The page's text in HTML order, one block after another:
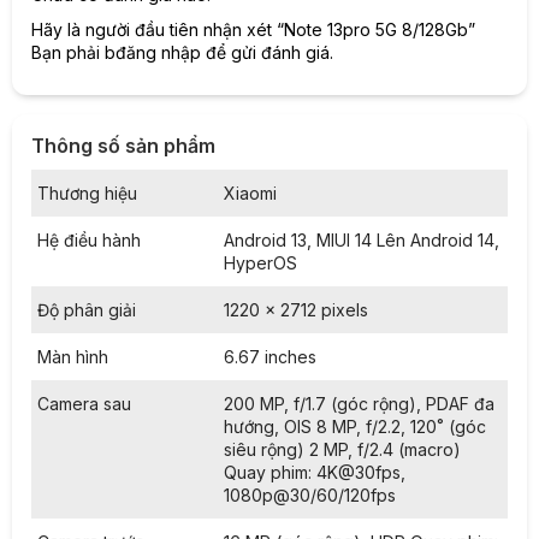
Với thiết kế vuông vức, nhưng máy cầm cũng không cấn tay
quá nhiều bởi các cạnh của máy không quá góc cạnh.
Màu sắc đa dạng
Sản phẩm Xiaomi Note 13 Pro ra mắt với 4 màu sắc bao
gồm, Đen, Xanh, Tím và Trắng cho người dùng thoải mái lựa
chọn.
Hãy là người đầu tiên nhận xét “Note 13pro 5G 8/128Gb”
Bạn phải bđăng nhập để gửi đánh giá.
Thông số sản phẩm
Thương hiệu Xiaomi
Hệ điều hành
Android 13, MIUI 14 Lên Android 14,
HyperOS
Độ phân giải 1220 x 2712 pixels
Màn hình 6.67 inches
Camera sau
200 MP, f/1.7 (góc rộng), PDAF đa
hướng, OIS 8 MP, f/2.2, 120˚ (góc
siêu rộng) 2 MP, f/2.4 (macro)
Quay phim: 4K@30fps,
1080p@30/60/120fps